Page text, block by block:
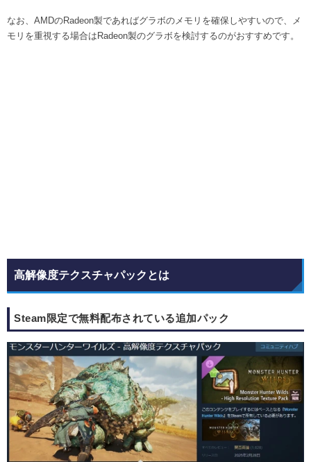
なお、AMDのRadeon製であればグラボのメモリを確保しやすいので、メ
モリを重視する場合はRadeon製のグラボを検討するのがおすすめです。
高解像度テクスチャパックとは
Steam限定で無料配布されている追加パック